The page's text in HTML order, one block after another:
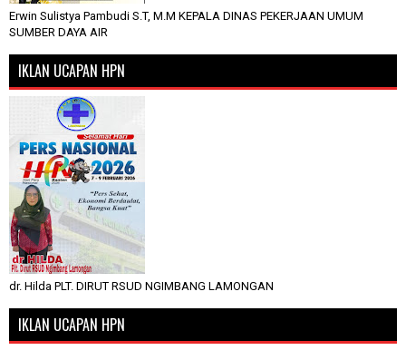
Erwin Sulistya Pambudi S.T, M.M KEPALA DINAS PEKERJAAN UMUM
SUMBER DAYA AIR
IKLAN UCAPAN HPN
dr. Hilda PLT. DIRUT RSUD NGIMBANG LAMONGAN
IKLAN UCAPAN HPN